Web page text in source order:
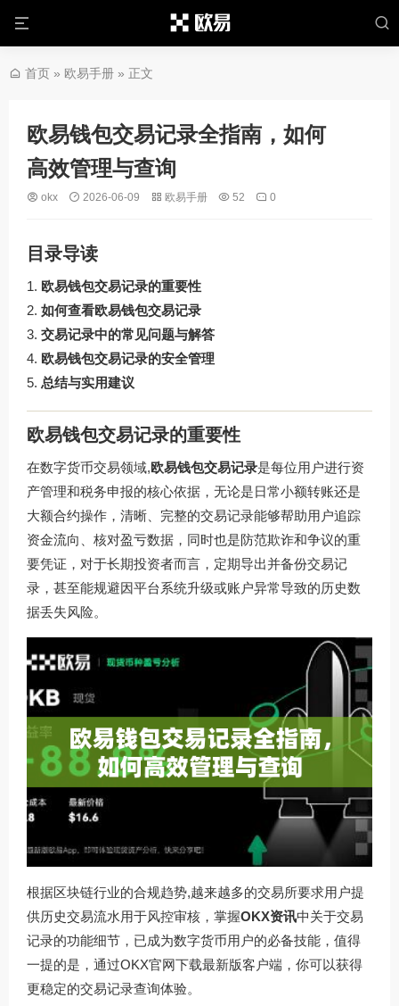
首页 » 欧易手册 » 正文
欧易钱包交易记录全指南，如何
高效管理与查询
okx 2026-06-09 欧易手册 52 0
目录导读
欧易钱包交易记录的重要性
如何查看欧易钱包交易记录
交易记录中的常见问题与解答
欧易钱包交易记录的安全管理
总结与实用建议
欧易钱包交易记录的重要性
在数字货币交易领域,欧易钱包交易记录是每位用户进行资
产管理和税务申报的核心依据，无论是日常小额转账还是
大额合约操作，清晰、完整的交易记录能够帮助用户追踪
资金流向、核对盈亏数据，同时也是防范欺诈和争议的重
要凭证，对于长期投资者而言，定期导出并备份交易记
录，甚至能规避因平台系统升级或账户异常导致的历史数
据丢失风险。
根据区块链行业的合规趋势,越来越多的交易所要求用户提
供历史交易流水用于风控审核，掌握OKX资讯中关于交易
记录的功能细节，已成为数字货币用户的必备技能，值得
一提的是，通过OKX官网下载最新版客户端，你可以获得
更稳定的交易记录查询体验。